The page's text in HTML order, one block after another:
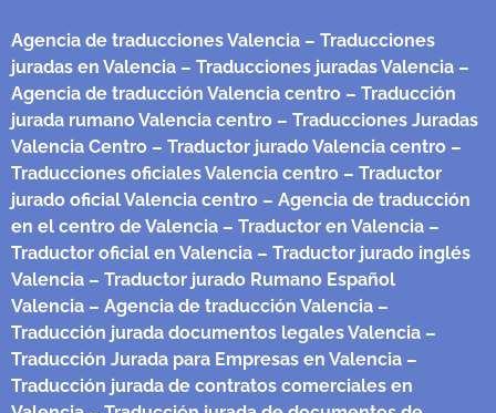
Agencia de traducciones Valencia – Traducciones
juradas en Valencia – Traducciones juradas Valencia –
Agencia de traducción Valencia centro – Traducción
jurada rumano Valencia centro – Traducciones Juradas
Valencia Centro – Traductor jurado Valencia centro –
Traducciones oficiales Valencia centro – Traductor
jurado oficial Valencia centro – Agencia de traducción
en el centro de Valencia – Traductor en Valencia –
Traductor oficial en Valencia – Traductor jurado inglés
Valencia – Traductor jurado Rumano Español
Valencia – Agencia de traducción Valencia –
Traducción jurada documentos legales Valencia –
Traducción Jurada para Empresas en Valencia –
Traducción jurada de contratos comerciales en